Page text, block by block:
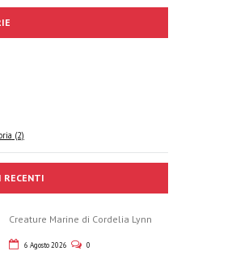
(2)
RECENTI
Creature Marine di Cordelia Lynn
6 Agosto 2026 0